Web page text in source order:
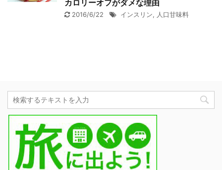
カロリーオフがダメな理由
2016/6/22 インスリン, 人口甘味料